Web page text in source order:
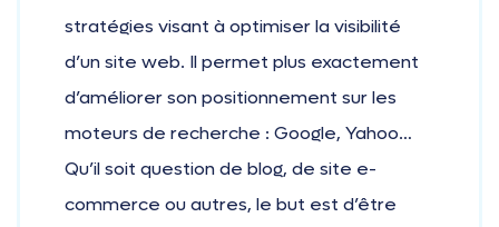
stratégies visant à optimiser la visibilité
d’un site web. Il permet plus exactement
d’améliorer son positionnement sur les
moteurs de recherche : Google, Yahoo…
Qu’il soit question de blog, de site e-
commerce ou autres, le but est d’être